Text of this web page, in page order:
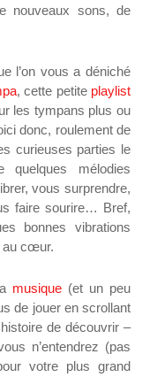
nouveaux sons, de
l’on vous a déniché
, cette petite playlist
les tympans plus ou
donc, roulement de
curieuses parties le
mélodies
vous surprendre,
faire sourire… Bref,
bonnes vibrations
au cœur.
musique(et un peu
de jouer en scrollant
de découvrir –
n’entendrez (pas
votre plus grand